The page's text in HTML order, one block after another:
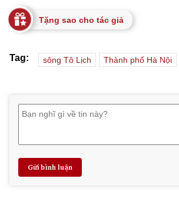
Tặng sao cho tác giả
Tag: sông Tô Lịch Thành phố Hà Nội
Gửi bình luận